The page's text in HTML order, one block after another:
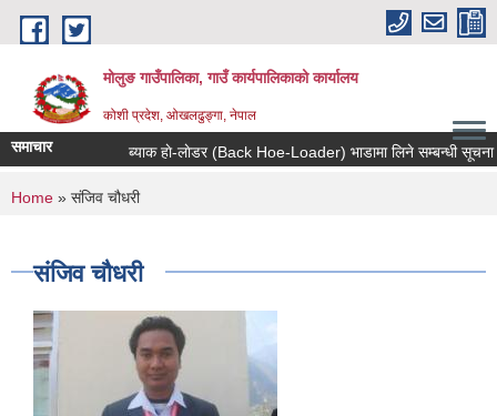
Skip to main content
मोलुङ गाउँपालिका, गाउँ कार्यपालिकाको कार्यालय
कोशी प्रदेश, ओखलढुङ्गा, नेपाल
समाचार ब्याक हाे-लाेडर (Back Hoe-Loader) भाडामा लिने सम्बन्धी सूचना
You are here
Home » संजिव चौधरी
संजिव चौधरी